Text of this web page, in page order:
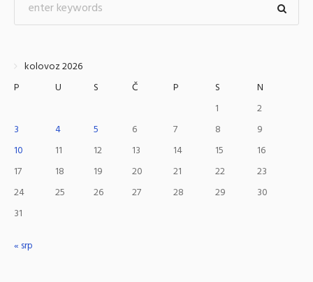
kolovoz 2026
P
U S Č P S
N
1
2
3
4 5 6 7 8
9
10
11 12 13 14 15
16
17
18 19 20 21 22
23
24
25 26 27 28 29
30
31
« srp